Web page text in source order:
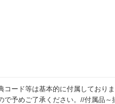
ード等は基本的に付属しており
で予めご了承ください。//付属品～